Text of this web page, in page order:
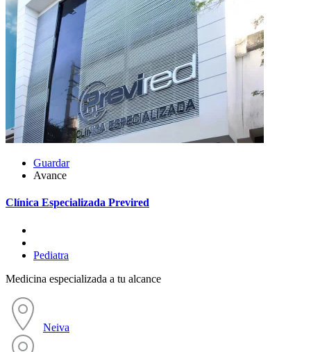
Guardar
Avance
Clínica Especializada Previred
Pediatra
Medicina especializada a tu alcance
Neiva